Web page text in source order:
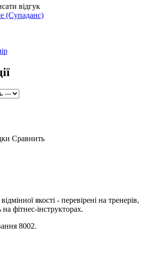
відгук
(Супаданс)
Сравнить
якості - перевірені на тренерів,
на фітнес-інструкторах.
8002.